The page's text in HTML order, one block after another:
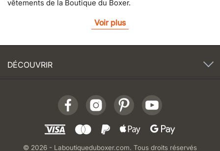
vêtements de la Boutique du Boxer.
Voir plus
DÉCOUVRIR
© 2026 - Laboutiqueduboxer.com. Tous droits réservés